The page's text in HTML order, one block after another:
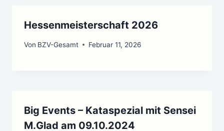
Hessenmeisterschaft 2026
Von BZV-Gesamt Februar 11, 2026
Big Events – Kataspezial mit Sensei
M.Glad am 09.10.2024